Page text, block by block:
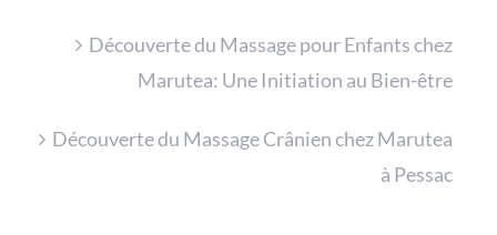
Découverte du Massage pour Enfants chez
Marutea: Une Initiation au Bien-être
Découverte du Massage Crânien chez Marutea
à Pessac